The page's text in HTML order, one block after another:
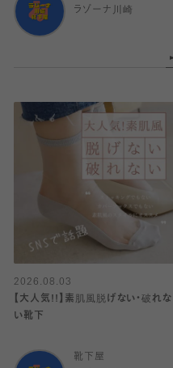
ラゾーナ川崎
2026.08.03
【大人気!!】素肌風脱げない・破れな
い靴下
靴下屋